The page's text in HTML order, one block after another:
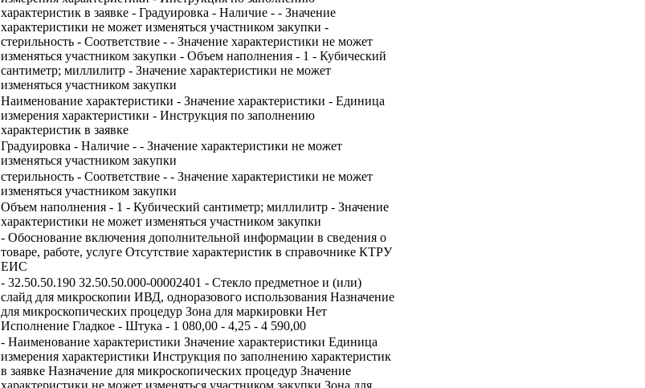
характеристик в заявке - Градуировка - Наличие - - Значение
характеристики не может изменяться участником закупки -
стерильность - Соответствие - - Значение характеристики не может
изменяться участником закупки - Объем наполнения - 1 - Кубический
сантиметр; миллилитр - Значение характеристики не может
изменяться участником закупки
Наименование характеристики - Значение характеристики - Единица
измерения характеристики - Инструкция по заполнению
характеристик в заявке
Градуировка - Наличие - - Значение характеристики не может
изменяться участником закупки
стерильность - Соответствие - - Значение характеристики не может
изменяться участником закупки
Объем наполнения - 1 - Кубический сантиметр; миллилитр - Значение
характеристики не может изменяться участником закупки
- Обоснование включения дополнительной информации в сведения о
товаре, работе, услуге Отсутствие характеристик в справочнике КТРУ
ЕИС
- 32.50.50.190 32.50.50.000-00002401 - Стекло предметное и (или)
слайд для микроскопии ИВД, одноразового использования Назначение
для микроскопических процедур Зона для маркировки Нет
Исполнение Гладкое - Штука - 1 080,00 - 4,25 - 4 590,00
- Наименование характеристики Значение характеристики Единица
измерения характеристики Инструкция по заполнению характеристик
в заявке Назначение для микроскопических процедур Значение
характеристики не может изменяться участником закупки Зона для